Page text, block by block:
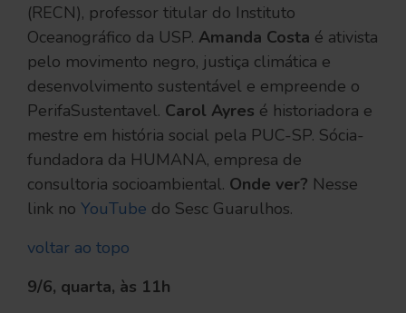
(RECN), professor titular do Instituto
Oceanográfico da USP. Amanda Costa é ativista
pelo movimento negro, justiça climática e
desenvolvimento sustentável e empreende o
PerifaSustentavel. Carol Ayres é historiadora e
mestre em história social pela PUC-SP. Sócia-
fundadora da HUMANA, empresa de
consultoria socioambiental. Onde ver? Nesse
link no YouTube do Sesc Guarulhos.
voltar ao topo
9/6, quarta, às 11h